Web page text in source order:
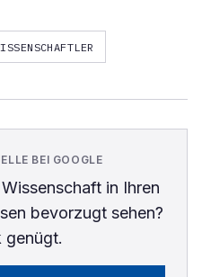
BEI GOOGLE
in Ihren
bevorzugt sehen?
genügt.